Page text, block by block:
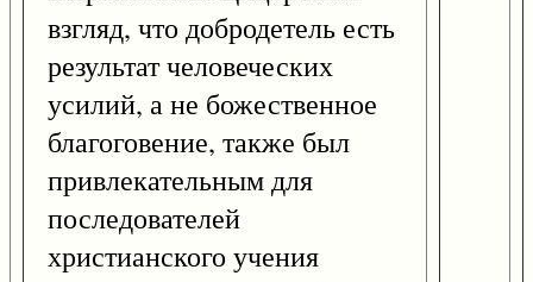
взгляд, что добродетель есть
результат человеческих
усилий, а не божественное
благоговение, также был
привлекательным для
последователей
христианского учения